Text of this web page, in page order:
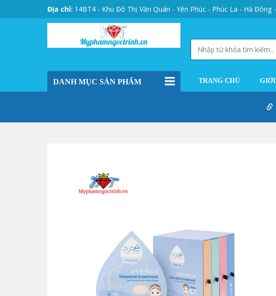
Địa chỉ: 14BT4 - Khu Đô Thị Văn Quán - Yên Phúc - Phúc La - Hà Đông
DANH MỤC SẢN PHẨM TRANG CHỦ